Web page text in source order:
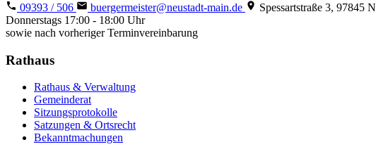
09393 / 506 buergermeister@neustadt-main.de Spessartstraße 3, 97845
Donnerstags 17:00 - 18:00 Uhr
sowie nach vorheriger Terminvereinbarung
Rathaus
Rathaus & Verwaltung
Gemeinderat
Sitzungsprotokolle
Satzungen & Ortsrecht
Bekanntmachungen